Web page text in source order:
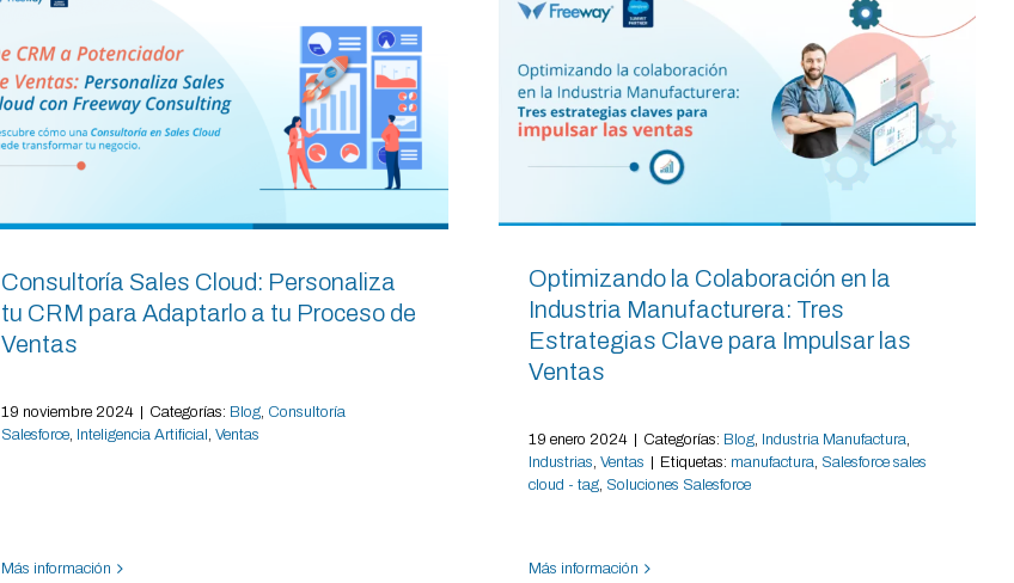
Consultoría Sales Cloud: Personaliza
tu CRM para Adaptarlo a tu Proceso de
Ventas
19 noviembre 2024 | Categorías: Blog Consultoría
Salesforce Inteligencia Artificial Ventas
Más información
Optimizando la Colaboración en la
Industria Manufacturera: Tres
Estrategias Clave para Impulsar las
Ventas
19 enero 2024 Categorías: Blog, Industria Manufactura,
Industrias, Ventas Etiquetas: manufactura, Salesforce sales
cloud - tag, Soluciones Salesforce
Más información